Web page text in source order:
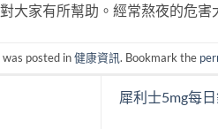
大家有所幫助。經常熬夜的危害
posted in健康資訊. Bookmark the
犀利士5mg每